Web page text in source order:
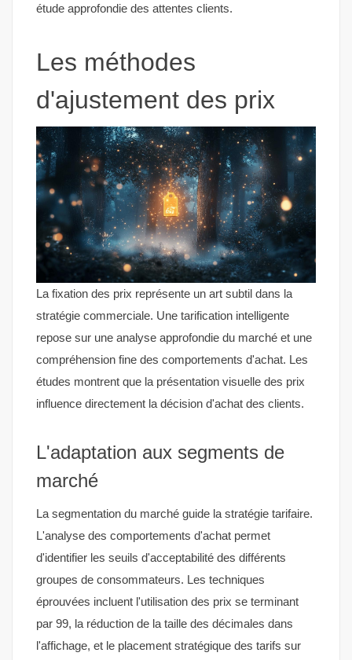
étude approfondie des attentes clients.
Les méthodes
d'ajustement des prix
La fixation des prix représente un art subtil dans la
stratégie commerciale. Une tarification intelligente
repose sur une analyse approfondie du marché et une
compréhension fine des comportements d'achat. Les
études montrent que la présentation visuelle des prix
influence directement la décision d'achat des clients.
L'adaptation aux segments de
marché
La segmentation du marché guide la stratégie tarifaire.
L'analyse des comportements d'achat permet
d'identifier les seuils d'acceptabilité des différents
groupes de consommateurs. Les techniques
éprouvées incluent l'utilisation des prix se terminant
par 99, la réduction de la taille des décimales dans
l'affichage, et le placement stratégique des tarifs sur